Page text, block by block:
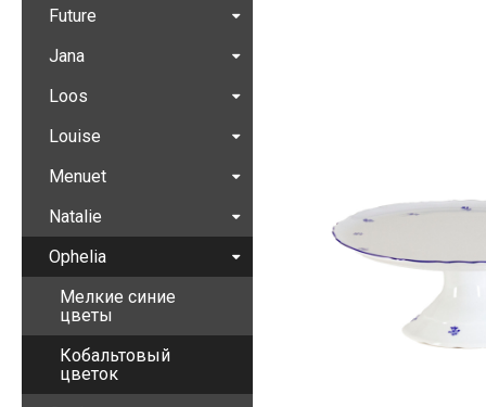
Future
Jana
Loos
Louise
Menuet
Natalie
Ophelia
Мелкие синие
цветы
Кобальтовый
цветок